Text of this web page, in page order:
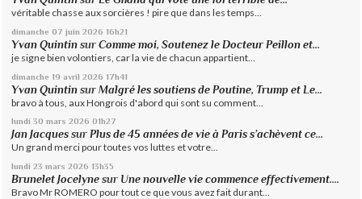
véritable chasse aux sorcières ! pire que dans les temps...
dimanche 07 juin 2026 16h21
Yvan Quintin surComme moi, Soutenez le Docteur Peillon et...
je signe bien volontiers, car la vie de chacun appartient...
dimanche 19 avril 2026 17h41
Yvan Quintin surMalgré les soutiens de Poutine, Trump et Le...
bravo à tous, aux Hongrois d'abord qui sont su comment...
lundi 30 mars 2026 01h27
Jan Jacques surPlus de 45 années de vie à Paris s’achèvent ce...
Un grand merci pour toutes vos luttes et votre...
lundi 23 mars 2026 13h35
Brunelet Jocelyne sur Une nouvelle vie commence effectivement....
Bravo Mr ROMERO pour tout ce que vous avez fait durant...